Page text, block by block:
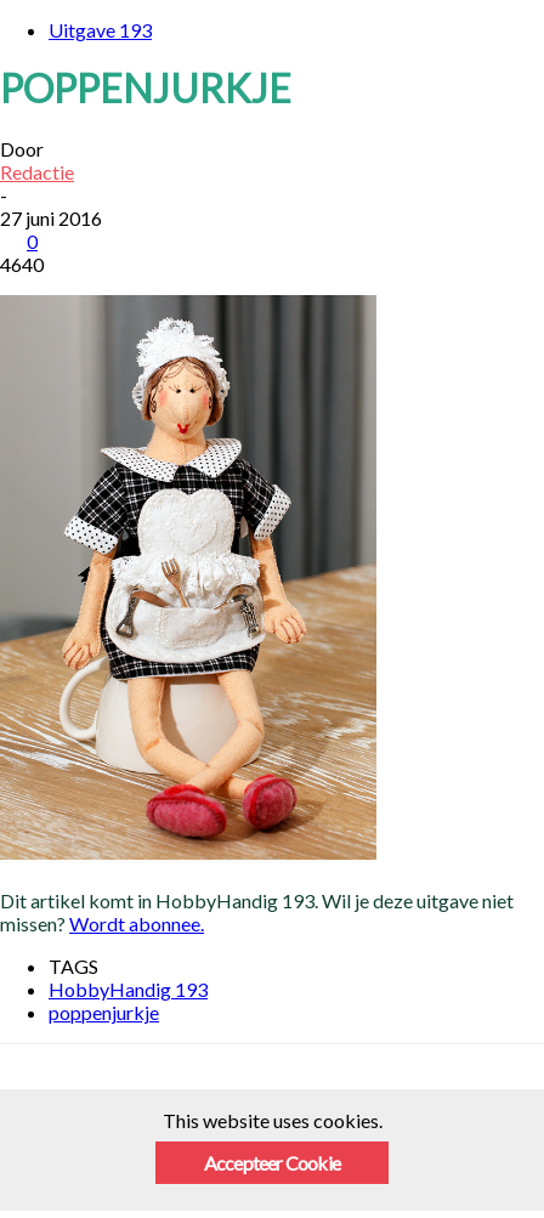
Uitgave 193
POPPENJURKJE
Door
Redactie
-
27 juni 2016
0
4640
Dit artikel komt in HobbyHandig 193. Wil je deze uitgave niet
missen? Wordt abonnee.
TAGS
HobbyHandig 193
poppenjurkje
This website uses cookies.
Accepteer Cookie